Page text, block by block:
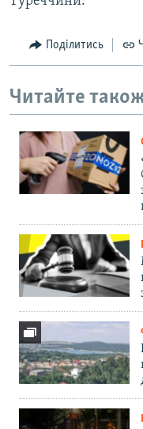
Поділитись
Читайте